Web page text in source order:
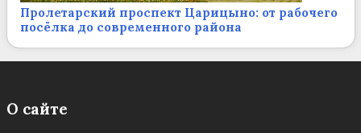
Пролетарский проспект Царицыно: от рабочего
посёлка до современного района
О сайте